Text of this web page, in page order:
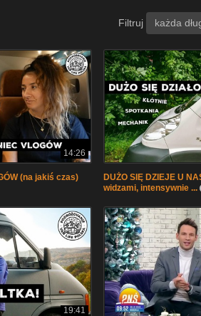
Filtruj każda
14:26
(na jakiś czas)
DUŻO SIĘ DZIEJE U
widzami, intensywnie ...
19:41